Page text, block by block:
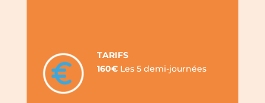
TARIFS
160€Les 5 demi-journées